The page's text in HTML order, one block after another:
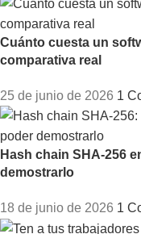
Cuánto cuesta un
comparativa real
25 de junio de 2026 1
Hash chain SHA-256
demostrarlo
18 de junio de 2026 1